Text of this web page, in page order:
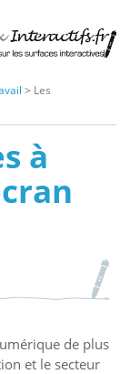
> Les
à
de plus
et le secteur